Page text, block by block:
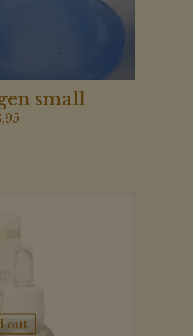
small
out